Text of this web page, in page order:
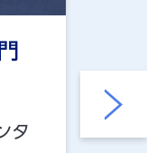
タ
ョ
代